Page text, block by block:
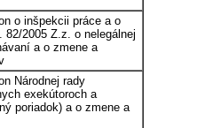
o inšpekcii práce a o
2005 Z.z. o nelegálnej
a o zmene a
Národnej rady
exekútoroch a
poriadok) a o zmene a